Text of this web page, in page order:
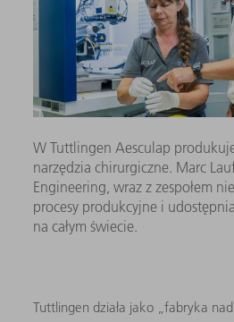
W Tuttlingen Aesculap
narzędzia chirurgiczne. Marc
Engineering, wraz z zespołem
procesy produkcyjne i
na całym świecie.
Tuttlingen działa jako „fabryka